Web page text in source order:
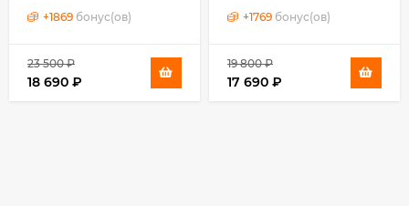
+1869 бонус(ов)
23 500₽
18 690 ₽
+1769 бонус(ов)
19 800₽
17 690 ₽